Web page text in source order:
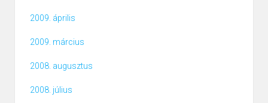
2009. április
2009. március
2008. augusztus
2008. július